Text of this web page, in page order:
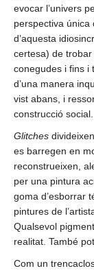
evocar l’univers
perspectiva única
d’aquesta
certesa) de
conegudes i fins i
d’una manera
vist abans, i
construcció social.
Glitches
es barregen en
reconstrueixen,
per una pintura
goma d’esborrar
pintures de
Qualsevol
realitat. També
Com un